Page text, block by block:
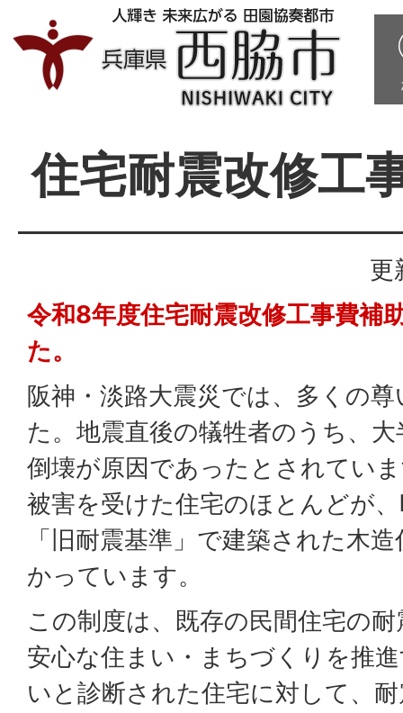
住宅耐震改修工
更
令和8年度住宅耐震改修工事費補
た。
阪神・淡路大震災では、多くの
た。地震直後の犠牲者のうち、
倒壊が原因であったとされてい
被害を受けた住宅のほとんどが
「旧耐震基準」で建築された木
かっています。
この制度は、既存の民間住宅の
安心な住まい・まちづくりを推
いと診断された住宅に対して、